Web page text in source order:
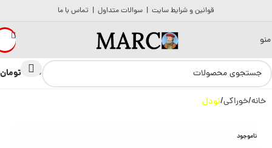
قوانین و شرایط سایت | سوالات متداول | تماس با ما
منو
0 تومان
خانه خوراکی نودل
ناموجود